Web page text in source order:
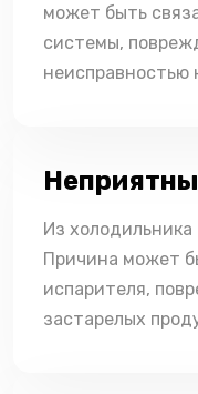
может быть
системы,
неисправностью
Из
Причина может
испарителя,
застарелых